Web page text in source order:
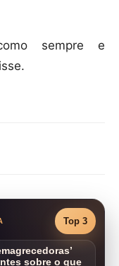
sempre e
Top 3
sobre o que